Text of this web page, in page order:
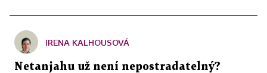
IRENA KALHOUSOVÁ
Netanjahu už není nepostradatelný?